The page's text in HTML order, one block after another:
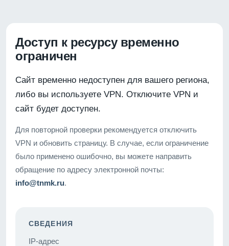
Доступ к ресурсу временно
ограничен
Сайт временно недоступен для вашего региона,
либо вы используете VPN. Отключите VPN и
сайт будет доступен.
Для повторной проверки рекомендуется отключить
VPN и обновить страницу. В случае, если ограничение
было применено ошибочно, вы можете направить
обращение по адресу электронной почты:
info@tnmk.ru.
СВЕДЕНИЯ
IP-адрес